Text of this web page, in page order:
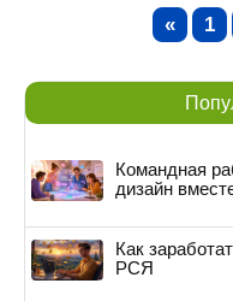
« 1
Командная
дизайн
Как
РСЯ